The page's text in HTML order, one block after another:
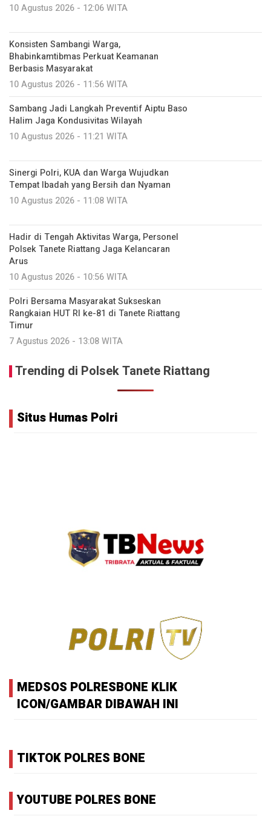
10 Agustus 2026 - 12:06 WITA
Konsisten Sambangi Warga,
Bhabinkamtibmas Perkuat Keamanan
Berbasis Masyarakat
10 Agustus 2026 - 11:56 WITA
Sambang Jadi Langkah Preventif Aiptu Baso
Halim Jaga Kondusivitas Wilayah
10 Agustus 2026 - 11:21 WITA
Sinergi Polri, KUA dan Warga Wujudkan
Tempat Ibadah yang Bersih dan Nyaman
10 Agustus 2026 - 11:08 WITA
Hadir di Tengah Aktivitas Warga, Personel
Polsek Tanete Riattang Jaga Kelancaran
Arus
10 Agustus 2026 - 10:56 WITA
Polri Bersama Masyarakat Sukseskan
Rangkaian HUT RI ke-81 di Tanete Riattang
Timur
7 Agustus 2026 - 13:08 WITA
Trending di Polsek Tanete Riattang
Situs Humas Polri
MEDSOS POLRESBONE KLIK
ICON/GAMBAR DIBAWAH INI
TIKTOK POLRES BONE
YOUTUBE POLRES BONE